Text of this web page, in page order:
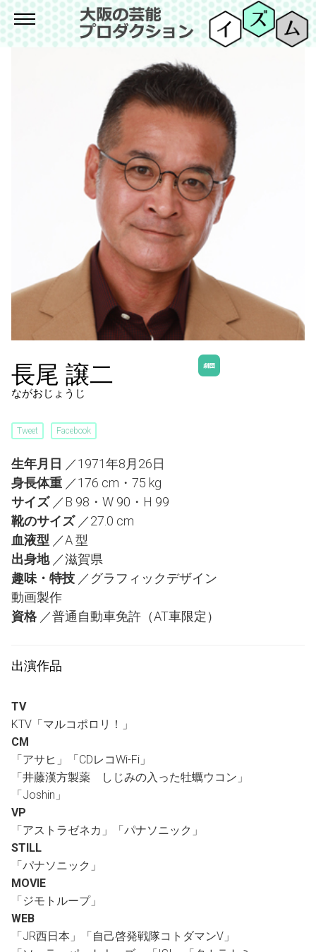
長尾 譲二
ながおじょうじ
Tweet Facebook
生年月日 ／1971年8月26日
身長体重 ／176 cm・75 kg
サイズ ／B 98・W 90・H 99
靴のサイズ ／27.0 cm
血液型 ／A 型
出身地 ／滋賀県
趣味・特技 ／グラフィックデザイン
動画製作
資格 ／普通自動車免許（AT車限定）
出演作品
TV
KTV「マルコポロリ！」
CM
「アサヒ」「CDレコWi-Fi」
「井藤漢方製薬 しじみの入った牡蠣ウコン」
「Joshin」
VP
「アストラゼネカ」「パナソニック」
STILL
「パナソニック」
MOVIE
「ジモトループ」
WEB
「JR西日本」「自己啓発戦隊コトダマンV」